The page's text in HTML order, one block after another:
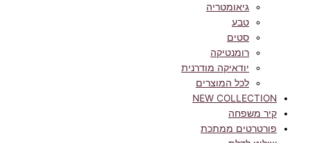
גיאומטריה
טבע
סטים
רומנטיקה
יודאיקה מודרנית
לכל המוצרים
NEW COLLECTION
קיר משפחה
פורטרטים ממתכת